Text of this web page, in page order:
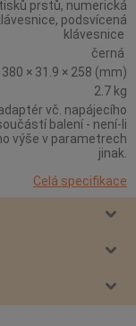
prstů, numerická
podsvícená
klávesnice
černá
380 × 31.9 × 258 (mm)
2.7 kg
vč. napájecího
balení - není-li
výše v parametrech
jinak.
Celá specifikace